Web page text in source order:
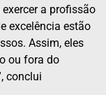
a profissão
excelência estão
Assim, eles
ou fora do
conclui